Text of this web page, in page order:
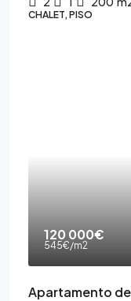
CHALET, PISO
120 000€
545€/m2
Apartamento